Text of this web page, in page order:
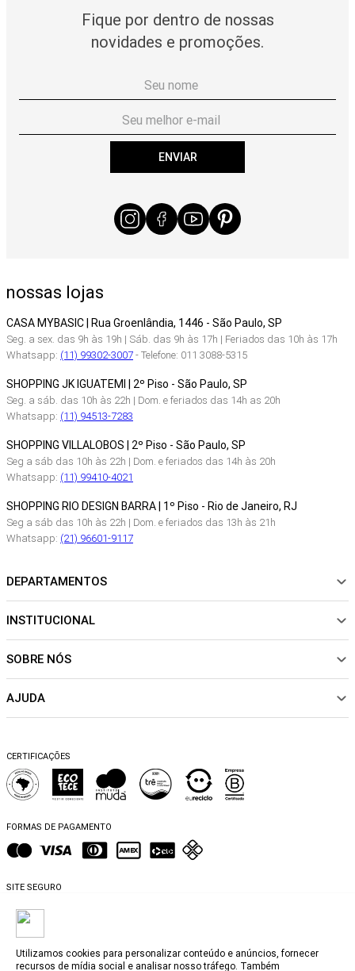
Utilizamos cookies para personalizar conteúdo e anúncios, fornecer
recursos de mídia social e analisar nosso tráfego. Também
Fique por dentro de nossas
novidades e promoções.
ENVIAR
nossas lojas
CASA MYBASIC | Rua Groenlândia, 1446 - São Paulo, SP
Seg. a sex. das 9h às 19h | Sáb. das 9h às 17h | Feriados das 10h às 17h
Whatsapp: (11) 99302-3007- Telefone: 011 3088-5315
SHOPPING JK IGUATEMI | 2º Piso - São Paulo, SP
Seg. a sáb. das 10h às 22h | Dom. e feriados das 14h as 20h
Whatsapp: (11) 94513-7283
SHOPPING VILLALOBOS | 2º Piso - São Paulo, SP
Seg a sáb das 10h às 22h | Dom. e feriados das 14h às 20h
Whatsapp: (11) 99410-4021
SHOPPING RIO DESIGN BARRA | 1º Piso - Rio de Janeiro, RJ
Seg a sáb das 10h às 22h | Dom. e feriados das 13h às 21h
Whatsapp: (21) 96601-9117
DEPARTAMENTOS
NOVIDADES
CALÇADOS
SALE
INSTITUCIONAL
Sobre Nós
Sustentabilidade
Trocas e Devoluções
Perguntas Frequentes
Blog
SOBRE NÓS
Política de pagamento
AJUDA
Dicas de cuidados
Falar no WhatsApp
CERTIFICAÇÕES
FORMAS DE PAGAMENTO
SITE SEGURO